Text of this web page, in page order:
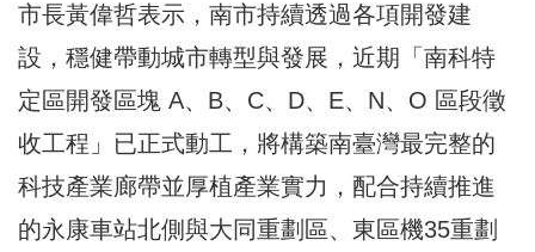
市長黃偉哲表示，南市持續透過各項開發建
設，穩健帶動城市轉型與發展，近期「南科特
定區開發區塊 A、B、C、D、E、N、O 區段徵
收工程」已正式動工，將構築南臺灣最完整的
科技產業廊帶並厚植產業實力，配合持續推進
的永康車站北側與大同重劃區、東區機35重劃